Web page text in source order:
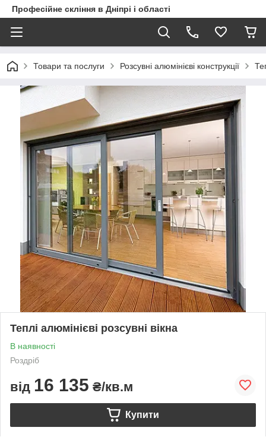
Професійне скління в Дніпрі і області
Товари та послуги Розсувні алюмінієві конструкції
Теплі алюмінієві розсувні вікна
В наявності
Роздріб
від 16 135 ₴/кв.м
Купити